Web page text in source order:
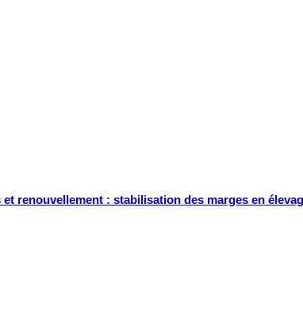
renouvellement : stabilisation des marges en